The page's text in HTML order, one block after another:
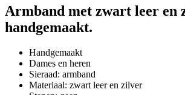
Armband met zwart leer en
handgemaakt.
Handgemaakt
Dames en heren
Sieraad: armband
Materiaal: zwart leer en zilver